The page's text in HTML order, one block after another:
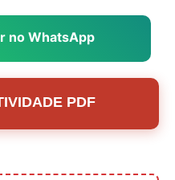
no WhatsApp
PDF